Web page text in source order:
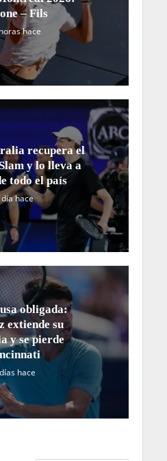
– Fils
hace
recupera el
y lo lleva a
todo el país
día hace
obligada:
extiende su
y se pierde
hace